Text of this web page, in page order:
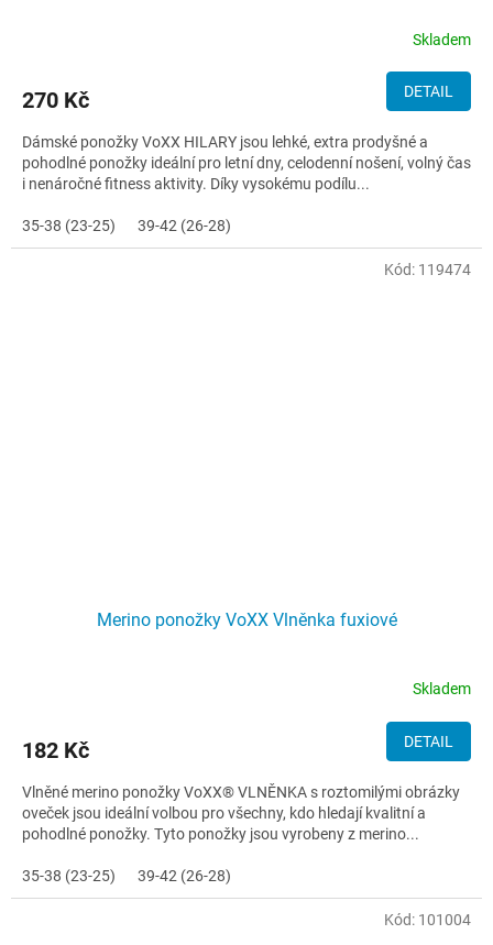
Skladem
270 Kč DETAIL
Dámské ponožky VoXX HILARY jsou lehké, extra prodyšné a
pohodlné ponožky ideální pro letní dny, celodenní nošení, volný čas
i nenáročné fitness aktivity. Díky vysokému podílu...
35-38 (23-25) 39-42 (26-28)
Merino ponožky VoXX Vlněnka fuxiové
Skladem
182 Kč DETAIL
Vlněné merino ponožky VoXX® VLNĚNKA s roztomilými obrázky
oveček jsou ideální volbou pro všechny, kdo hledají kvalitní a
pohodlné ponožky. Tyto ponožky jsou vyrobeny z merino...
35-38 (23-25) 39-42 (26-28)
Kód: 119474
Kód: 101004